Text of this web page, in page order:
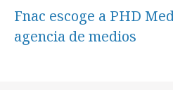
Fnac escoge a PHD
agencia de medios